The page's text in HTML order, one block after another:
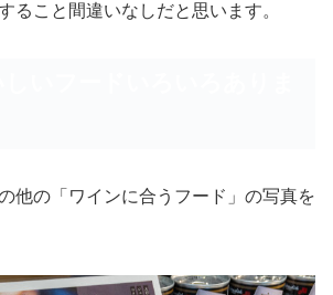
ること間違いなしだと思います。
他の「ワインに合うフード」の写真を